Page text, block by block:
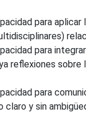
para
para
reflexiones sobre
para
claro y sin